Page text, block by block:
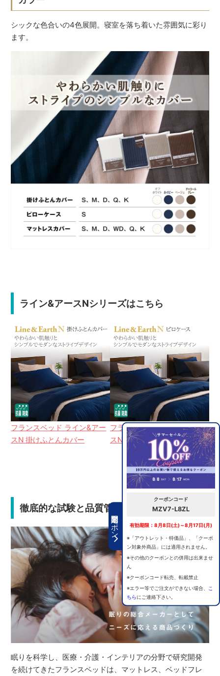
期間限定クーポン
クーポンコード
MZV7-L8ZL
有効期限：8月8日(土)～8月17日(月)
※「アウトレット・特価品」、「クーポ
ン対象外商品」には適用されません。
※その他のクーポンとの併用は出来ませ
ん
※クーポンコード転売、転載禁止
※エラー等でご注文ができない場合、
こ
ちらにご連絡下さい。
シックな色合いの4色展開。寝室を落ち着いた雰囲気に彩り
ます。
ライン&アースNシリーズはこちら
フランスベッド ライン&アー
スN 掛けふとんカバー
フランスベッド ライン&アー
スN ピロケース
フ
ス
徹底的な試験と品質管理で安心の選択
眠りを科学し、医療・介護・インテリアの分野で研究開発
を続けてきたフランスベッドは、マットレス、ベッドフレ